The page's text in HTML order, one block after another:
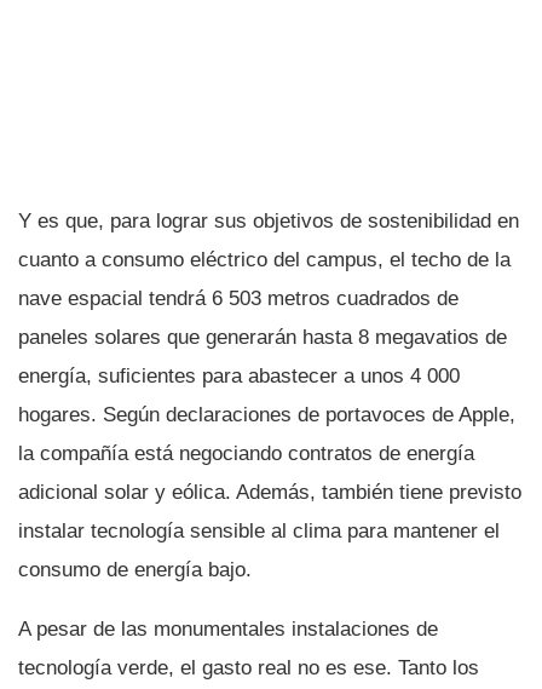
Y es que, para lograr sus objetivos de sostenibilidad en
cuanto a consumo eléctrico del campus, el techo de la
nave espacial tendrá 6 503 metros cuadrados de
paneles solares que generarán hasta 8 megavatios de
energí­a, suficientes para abastecer a unos 4 000
hogares. Según declaraciones de portavoces de Apple,
la compañí­a está negociando contratos de energí­a
adicional solar y eólica. Además, también tiene previsto
instalar tecnologí­a sensible al clima para mantener el
consumo de energí­a bajo.
A pesar de las monumentales instalaciones de
tecnologí­a verde, el gasto real no es ese. Tanto los